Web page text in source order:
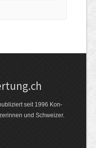
seit 1996 Kon­
und Schweizer.